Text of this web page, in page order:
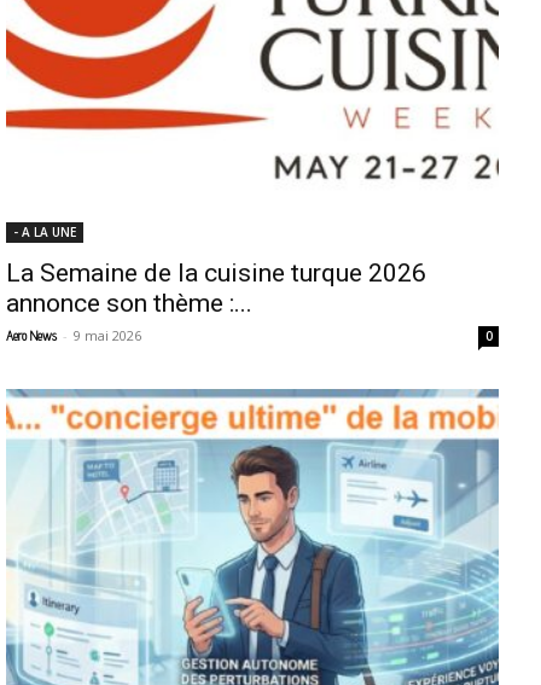
- A LA UNE
La Semaine de la cuisine turque 2026
annonce son thème :...
Aero News - 9 mai 2026 0